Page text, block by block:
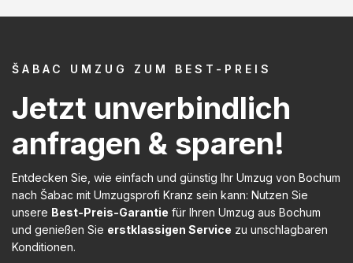
ŠABAC UMZUG ZUM BEST-PREIS
Jetzt unverbindlich
anfragen & sparen!
Entdecken Sie, wie einfach und günstig Ihr Umzug von Bochum
nach Šabac mit Umzugsprofi Kranz sein kann: Nutzen Sie
unsere Best-Preis-Garantie für Ihren Umzug aus Bochum
und genießen Sie erstklassigen Service zu unschlagbaren
Konditionen.